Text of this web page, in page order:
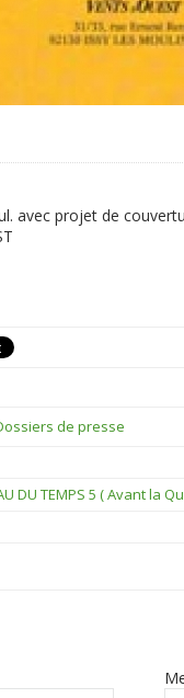
avec projet de
de presse
DU TEMPS 5 ( Avant la